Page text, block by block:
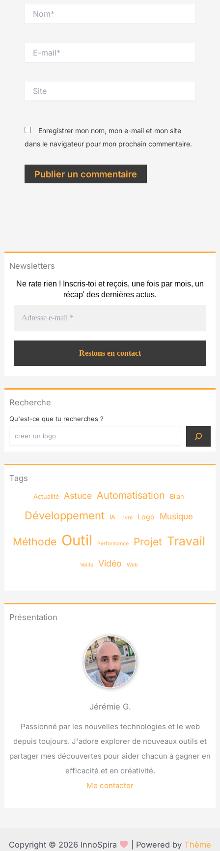
mail*
Enregistrer mon nom, mon e-mail et mon site
dans le navigateur pour mon prochain commentaire.
Newsletters
Ne rate rien ! Inscris-toi et reçois, une fois par mois, un
récap' des dernières actus.
Recherche
Qu'est-ce que tu recherches ?
Tags
Actualité Astuce Automatisation Bilan
Développement IA Livre Logo Musique
Méthode Outil Performance Projet Travail
Veille Vidéo Web
Présentation
Jérémie G.
Passionné par les nouvelles technologies et le web
depuis toujours. J'adore explorer de nouveaux outils et
partager mes découvertes pour aider chacun à gagner en
efficacité et en créativité.
Me contacter
Copyright © 2026 InnoSpira | Powered by Thème